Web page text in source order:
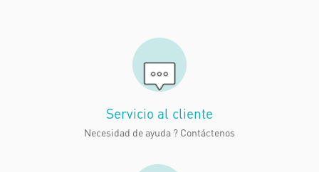
Servicio al cliente
Necesidad de ayuda ? Contáctenos